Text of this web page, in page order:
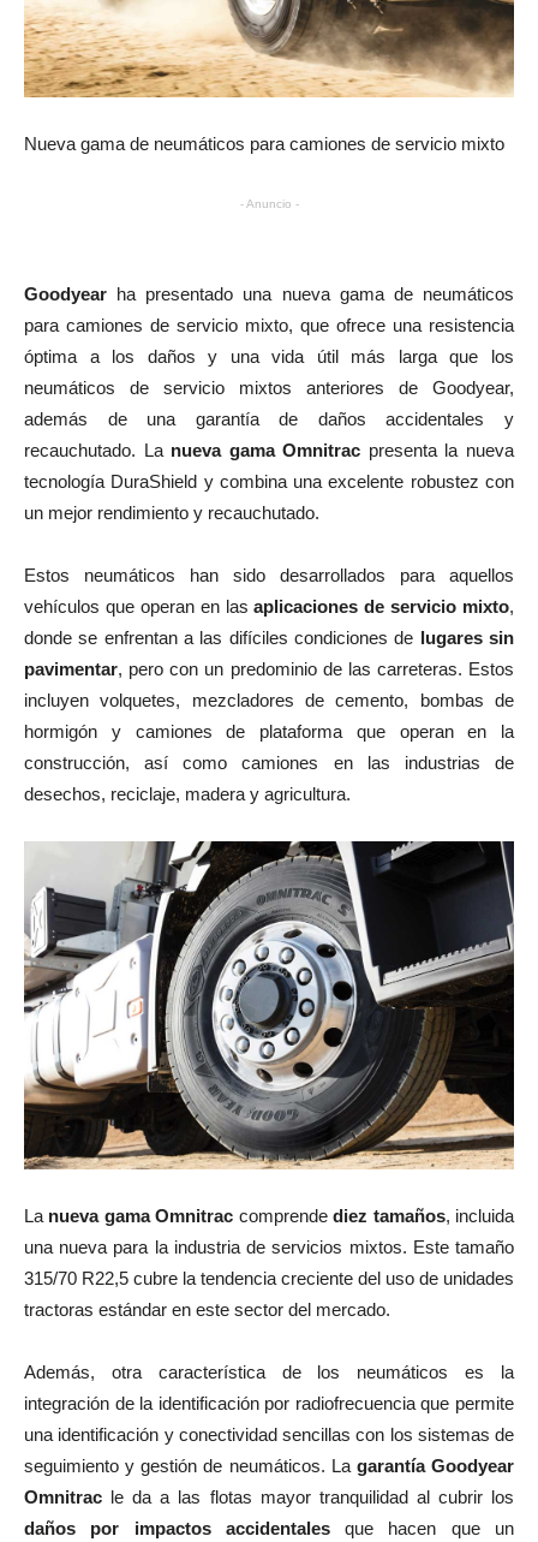
Nueva gama de neumáticos para camiones de servicio mixto
- Anuncio -
Goodyear ha presentado una nueva gama de neumáticos
para camiones de servicio mixto, que ofrece una resistencia
óptima a los daños y una vida útil más larga que los
neumáticos de servicio mixtos anteriores de Goodyear,
además de una garantía de daños accidentales y
recauchutado. La nueva gama Omnitrac presenta la nueva
tecnología DuraShield y combina una excelente robustez con
un mejor rendimiento y recauchutado.
Estos neumáticos han sido desarrollados para aquellos
vehículos que operan en lasaplicaciones de servicio mixto,
donde se enfrentan a las difíciles condiciones de
lugares sin
pavimentar, pero con un predominio de las carreteras. Estos
incluyen volquetes, mezcladores de cemento, bombas de
hormigón y camiones de plataforma que operan en la
construcción, así como camiones en las industrias de
desechos, reciclaje, madera y agricultura.
La nueva gama Omnitrac comprendediez tamaños, incluida
una nueva para la industria de servicios mixtos. Este tamaño
315/70 R22,5 cubre la tendencia creciente del uso de unidades
tractoras estándar en este sector del mercado.
Además, otra característica de los neumáticos es la
integración de la identificación por radiofrecuencia que permite
una identificación y conectividad sencillas con los sistemas de
seguimiento y gestión de neumáticos. La garantía Goodyear
Omnitrac le da a las flotas mayor tranquilidad al cubrir los
daños por impactos accidentalesque hacen que un